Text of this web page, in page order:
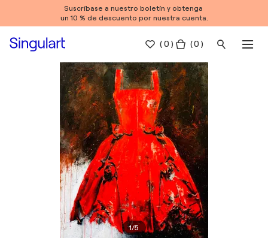
Suscríbase a nuestro boletín y obtenga
un 10 % de descuento por nuestra cuenta.
(0 ) ( 0 )
1/5